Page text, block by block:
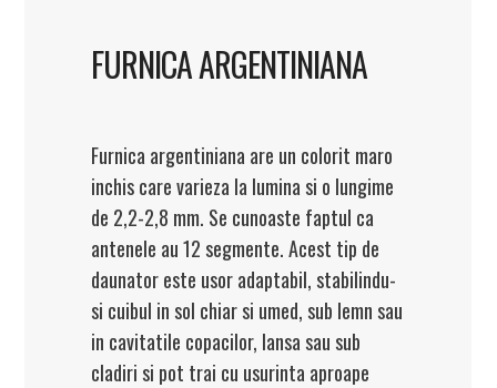
FURNICA ARGENTINIANA
Furnica argentiniana are un colorit maro
inchis care varieza la lumina si o lungime
de 2,2-2,8 mm. Se cunoaste faptul ca
antenele au 12 segmente. Acest tip de
daunator este usor adaptabil, stabilindu-
si cuibul in sol chiar si umed, sub lemn sau
in cavitatile copacilor, lansa sau sub
cladiri si pot trai cu usurinta aproape